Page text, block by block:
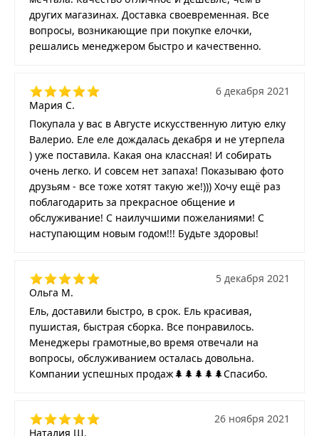
других магазинах. Доставка своевременная. Все
вопросы, возникающие при покупке елочки,
решались менеджером быстро и качественно.
Мария С.
6 декабря 2021
Покупала у вас в Августе искусственную литую елку
Валерио. Еле еле дождалась декабря и не утерпела
) уже поставила. Какая она классная! И собирать
очень легко. И совсем нет запаха! Показываю фото
друзьям - все тоже хотят такую же!))) Хочу ещё раз
поблагодарить за прекрасное общение и
обслуживание! С наилучшими пожеланиями! С
наступающим новым годом!!! Будьте здоровы!
Ольга М.
5 декабря 2021
Ель, доставили быстро, в срок. Ель красивая,
пушистая, быстрая сборка. Все понравилось.
Менеджеры грамотные,во время отвечали на
вопросы, обслуживанием осталась довольна.
Компании успешных продаж🌲🌲🌲🌲🌲Спасибо.
Наталия Ш.
26 ноября 2021